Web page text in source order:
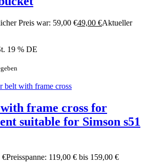
Preis war: 59,00 €49,00 €Aktueller
19 % DE
frame cross for
suitable for Simson s51
€Preisspanne: 119,00 € bis 159,00 €